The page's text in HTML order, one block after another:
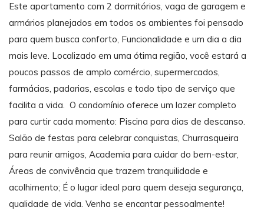
Este apartamento com 2 dormitórios, vaga de garagem e
armários planejados em todos os ambientes foi pensado
para quem busca conforto, Funcionalidade e um dia a dia
mais leve. Localizado em uma ótima região, você estará a
poucos passos de amplo comércio, supermercados,
farmácias, padarias, escolas e todo tipo de serviço que
facilita a vida. O condomínio oferece um lazer completo
para curtir cada momento: Piscina para dias de descanso.
Salão de festas para celebrar conquistas, Churrasqueira
para reunir amigos, Academia para cuidar do bem-estar,
Áreas de convivência que trazem tranquilidade e
acolhimento; É o lugar ideal para quem deseja segurança,
qualidade de vida. Venha se encantar pessoalmente!